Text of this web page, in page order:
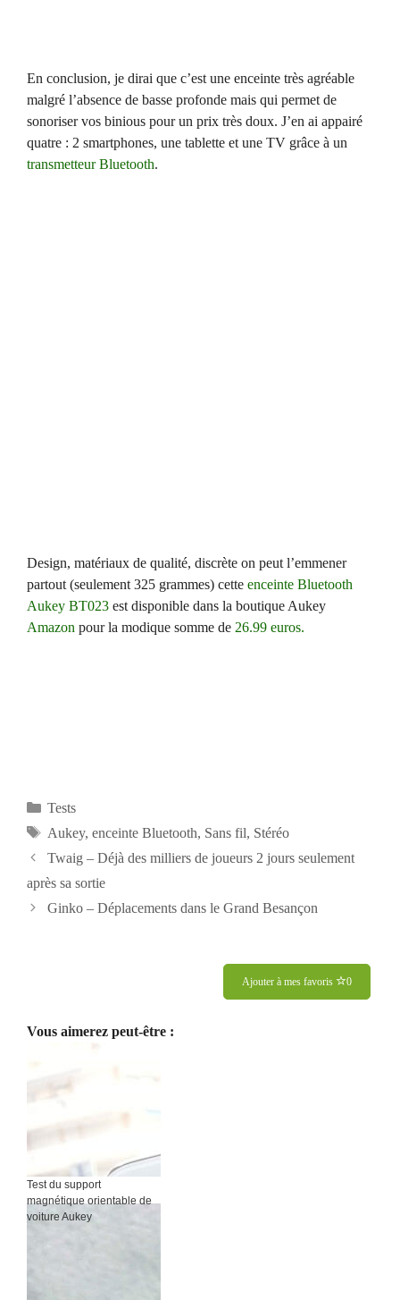
En conclusion, je dirai que c’est une enceinte très agréable
malgré l’absence de basse profonde mais qui permet de
sonoriser vos binious pour un prix très doux. J’en ai appairé
quatre : 2 smartphones, une tablette et une TV grâce à un
transmetteur Bluetooth.
Design, matériaux de qualité, discrète on peut l’emmener
partout (seulement 325 grammes) cette enceinte Bluetooth
Aukey BT023 est disponible dans la boutique Aukey
Amazon pour la modique somme de 26.99 euros.
Catégories
Tests
Étiquettes
Aukey, enceinte Bluetooth, Sans fil, Stéréo
Navigation
Twaig – Déjà des milliers de joueurs 2 jours seulement
après sa sortie
Ginko – Déplacements dans le Grand Besançon
Ajouter à mes favoris 0
Vous aimerez peut-être :
Test du support
magnétique orientable de
voiture Aukey